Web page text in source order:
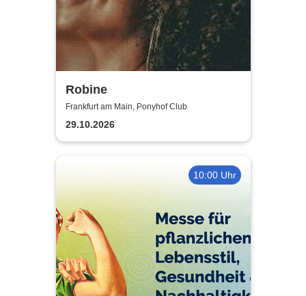
Robine
Frankfurt am Main, Ponyhof Club
29.10.2026
10:00 Uhr